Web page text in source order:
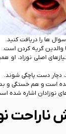
ها را دریافت کنید.
با والدین گریه کردن است.
اصلی نوزاد، او
دچار دست پاچگی شوند.
است و هم خستگی و